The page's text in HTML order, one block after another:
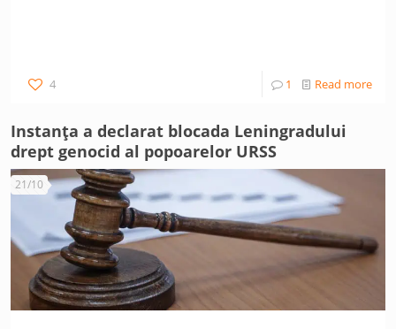
4 1 Read more
Instanța a declarat blocada Leningradului
drept genocid al popoarelor URSS
21/10